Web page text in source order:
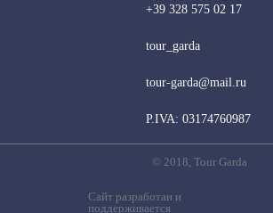
+39 328 575 02 17
tour_garda
tour-garda@mail.ru
P.IVA: 03174760987
© 2018, Tour Garda
Сайт разработан и
поддерживается